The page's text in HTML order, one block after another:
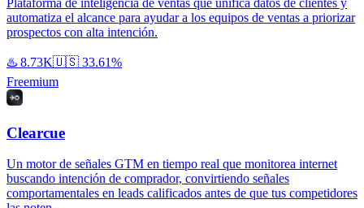
Plataforma de inteligencia de ventas que unifica datos de clientes y
automatiza el alcance para ayudar a los equipos de ventas a priorizar
prospectos con alta intención.
♨️ 8.73K🇺🇸 33.61%
Freemium
Clearcue
Un motor de señales GTM en tiempo real que monitorea internet
buscando intención de comprador, convirtiendo señales
comportamentales en leads calificados antes de que tus competidores